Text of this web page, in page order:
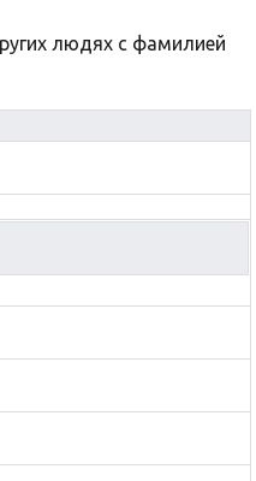
людях с фамилией